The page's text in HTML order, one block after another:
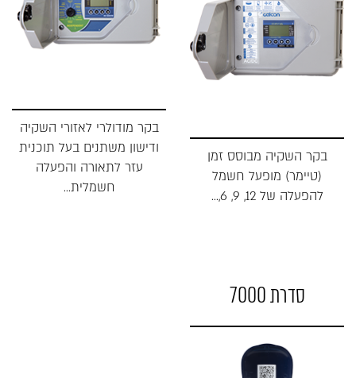
בקר השקיה מבוסס זמן
(טיימר) מופעל חשמל
להפעלה של 12, 9, 6,...
בקר מודולרי לאזורי השקיה
ודישון משתנים בעל תוכנית
עזר לתאורה והפעלה
חשמלית...
סדרת 7000